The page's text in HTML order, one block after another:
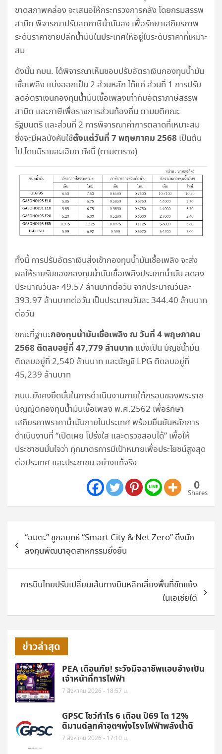
ขาดสภาพคล่อง จะเสนอให้กระทรวงการคลัง โดยกรมสรรพ
สามิต พิจารณาปรับลดภาษีน้ำมันลง เพื่อรักษาเสถียรภาพ
ระดับราคาขายปลีกน้ำมันในประเทศให้อยู่ในระดับราคาที่เหมาะ
สม
ดังนั้น กบน. ได้พิจารณาเห็นชอบปรับอัตราเงินกองทุนน้ำมัน
เชื้อเพลิง แบ่งออกเป็น 2 ส่วนหลัก ได้แก่ ส่วนที่ 1 การปรับ
ลดอัตราเงินกองทุนน้ำมันเชื้อเพลิงเท่ากับอัตราภาษีสรรพ
สามิต และภาษีเพื่อราชการส่วนท้องถิ่น ตามมติคณะ
รัฐมนตรี และส่วนที่ 2 การพิจารณาค่าการตลาดที่เหมาะสม
ซึ่งจะมีผลบังคับใช้ตั้งแต่วันที่ 7 พฤษภาคม 2568 เป็นต้น
ไป โดยมีรายละเอียด ดังนี้ (ตามตาราง)
ทั้งนี้ การปรับอัตราเงินส่งเข้ากองทุนน้ำมันเชื้อเพลิง จะส่ง
ผลให้รายรับของกองทุนน้ำมันเชื้อเพลิงประเภทน้ำมัน ลดลง
ประมาณวันละ 49.57 ล้านบาทต่อวัน จากประมาณวันละ
393.97 ล้านบาทต่อวัน เป็นประมาณวันละ 344.40 ล้านบาท
ต่อวัน
ขณะที่ฐานะกองทุนน้ำมันเชื้อเพลิง ณ วันที่ 4 พฤษภาคม
2568 ติดลบอยู่ที่ 47,779 ล้านบาท แบ่งเป็น บัญชีน้ำมัน
ติดลบอยู่ที่ 2,540 ล้านบาท และบัญชี LPG ติดลบอยู่ที่
45,239 ล้านบาท
กบน.ยังคงยึดมั่นในการดำเนินงานภายใต้กรอบของพระราช
บัญญัติกองทุนน้ำมันเชื้อเพลิง พ.ศ.2562 เพื่อรักษา
เสถียรภาพราคาน้ำมันภายในประเทศ พร้อมยืนยันหลักการ
ดำเนินงานที่ “เปิดเผย โปร่งใส และตรวจสอบได้” เพื่อให้
ประชาชนมั่นใจว่า ทุกมาตรการมีเป้าหมายเพื่อประโยชน์สูงสุด
ต่อประเทศ และประชาชน อย่างแท้จริง
0
Shares
แนะแนว
เรื่อง“อมตะ” ชูกลยุทธ์ “Smart City & Net Zero” ดึงนัก
ลงทุนพัฒนาอุตสาหกรรมยั่งยืน
การบินไทยปรับเปลี่ยนเส้นทางบินหลีกเลี่ยงพื้นที่ขัดแย้ง
ในเอเชียใต้
ข่าวล่าสุด
PEA เตือนภัย! ระวังมิจฉาชีพแอบอ้างเป็น
เจ้าหน้าที่การไฟฟ้า
7 สิงหาคม 2026 - 18:57 น.
GPSC โชว์กำไร 6 เดือน ปี69 โต 12%
ดีมานด์ลูกค้าอุตฯพุ่งโรงไฟฟ้าพลังน้ำดี
7 สิงหาคม 2026 - 17:10 น.